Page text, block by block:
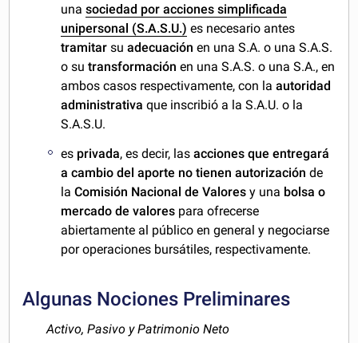
unasociedad por acciones simplificada
unipersonal (S.A.S.U.) es necesario antes
tramitarsu adecuación en una S.A. o una S.A.S.
o sutransformación en una S.A.S. o una S.A., en
ambos casos respectivamente, con laautoridad
administrativa que inscribió a la S.A.U. o la
S.A.S.U.
es privada, es decir, lasacciones que entregará
a cambio del aporte no tienen autorización de
laComisión Nacional de Valores y una bolsa o
mercado de valores para ofrecerse
abiertamente al público en general y negociarse
por operaciones bursátiles, respectivamente.
Algunas Nociones Preliminares
Activo, Pasivo y Patrimonio Neto